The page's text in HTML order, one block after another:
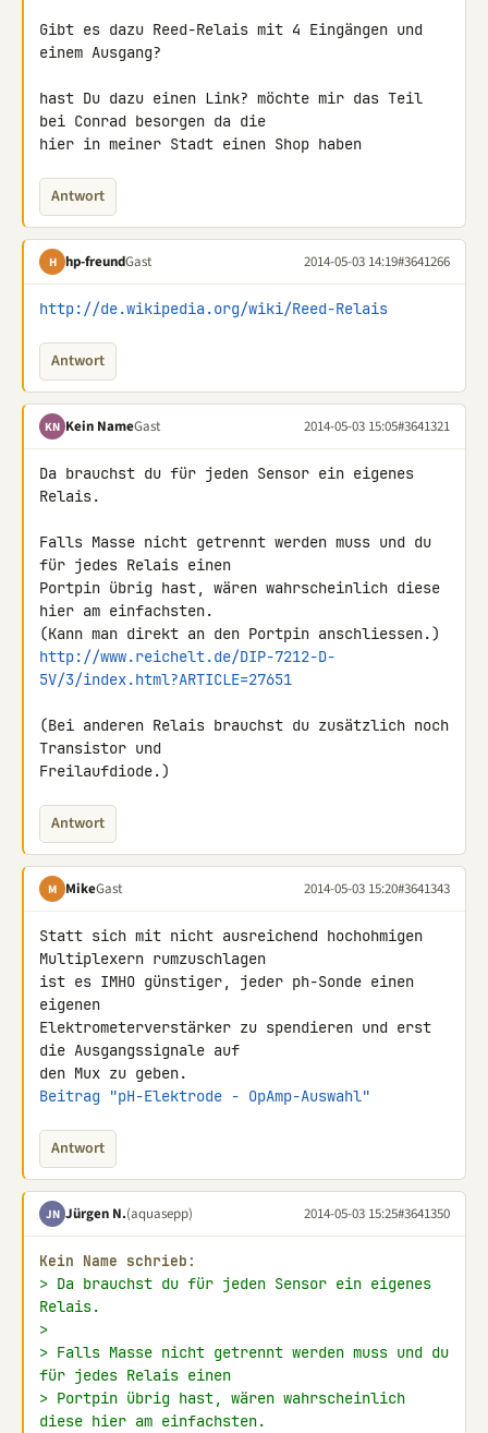
Gibt es dazu Reed-Relais mit 4 Eingängen und
einem Ausgang?
hast Du dazu einen Link? möchte mir das Teil
bei Conrad besorgen da die
hier in meiner Stadt einen Shop haben
Antwort
H hp-freundGast 2014-05-03 14:19#3641266
http://de.wikipedia.org/wiki/Reed-Relais
Antwort
KN Kein NameGast 2014-05-03 15:05#3641321
Da brauchst du für jeden Sensor ein eigenes
Relais.
Falls Masse nicht getrennt werden muss und du
für jedes Relais einen
Portpin übrig hast, wären wahrscheinlich diese
hier am einfachsten.
http://www.reichelt.de/DIP-7212-D-
5V/3/index.html?ARTICLE=27651
(Bei anderen Relais brauchst du zusätzlich noch
Transistor und
Freilaufdiode.)
Antwort
M MikeGast 2014-05-03 15:20#3641343
Statt sich mit nicht ausreichend hochohmigen
Multiplexern rumzuschlagen
ist es IMHO günstiger, jeder ph-Sonde einen
eigenen
Elektrometerverstärker zu spendieren und erst
die Ausgangssignale auf
Beitrag "pH-Elektrode - OpAmp-Auswahl"
Antwort
JN Jürgen N.(aquasepp) 2014-05-03 15:25#3641350
Kein Name schrieb:
> Da brauchst du für jeden Sensor ein eigenes
Relais.
>
> Falls Masse nicht getrennt werden muss und du
für jedes Relais einen
> Portpin übrig hast, wären wahrscheinlich
diese hier am einfachsten.